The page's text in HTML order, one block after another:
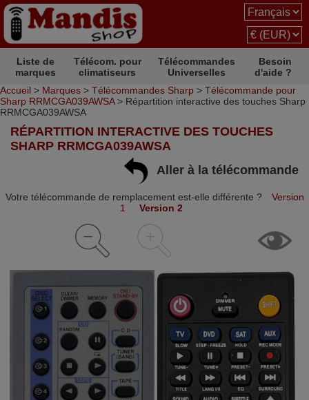
Liste de
marques
Télécom. pour
climatiseurs
Télécommandes
Universelles
Besoin
d'aide ?
Accueil > Marques > Télécommandes Sharp > Télécommande pour
Sharp RRMCGA039AWSA> Répartition interactive des touches Sharp
RRMCGA039AWSA
RÉPARTITION INTERACTIVE DES TOUCHES
SHARP RRMCGA039AWSA
Aller à la télécommande
Votre télécommande de remplacement est-elle différente ?
Version
1
Version 2